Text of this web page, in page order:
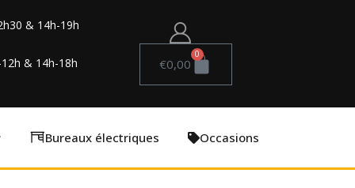
& 14h-19h
12h & 14h-18h
€0,00
0
Bureaux électriques Occasions